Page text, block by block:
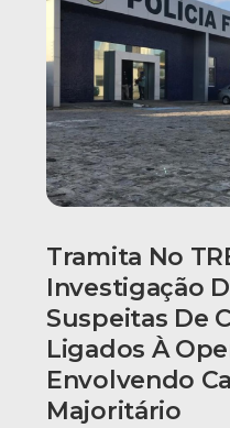
Tramita No
Investigação
Suspeitas De
Ligados À
Envolvendo
Majoritário